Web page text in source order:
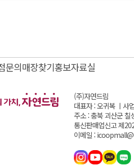
문의매장찾기홍보자료실
(주)자연드림
대표자 : 오귀복 ㅣ 사
주소 : 충북 괴산군 칠
통신판매업신고 제
이메일 :